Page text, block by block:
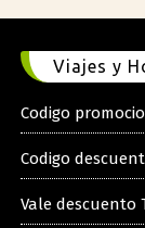
Viajes y
Codigo
Codigo
Vale descuento